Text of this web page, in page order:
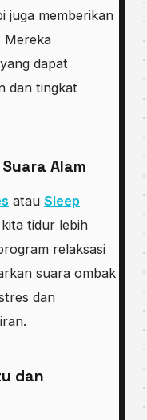
juga memberikan
Mereka
dapat
dan tingkat
Alam
atau Sleep
tidur lebih
relaksasi
suara ombak
dan
dan